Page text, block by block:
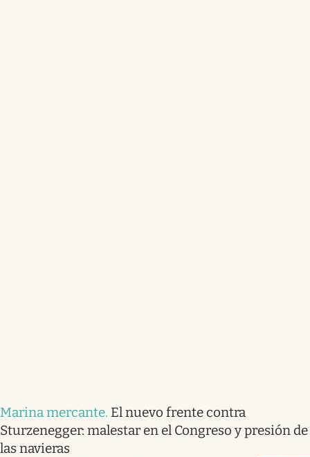
Marina mercante. El nuevo frente contra
Sturzenegger: malestar en el Congreso y presión de
las navieras